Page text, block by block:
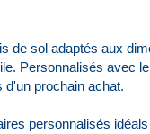
de sol adaptés aux
Personnalisés avec
d'un prochain achat.
personnalisés